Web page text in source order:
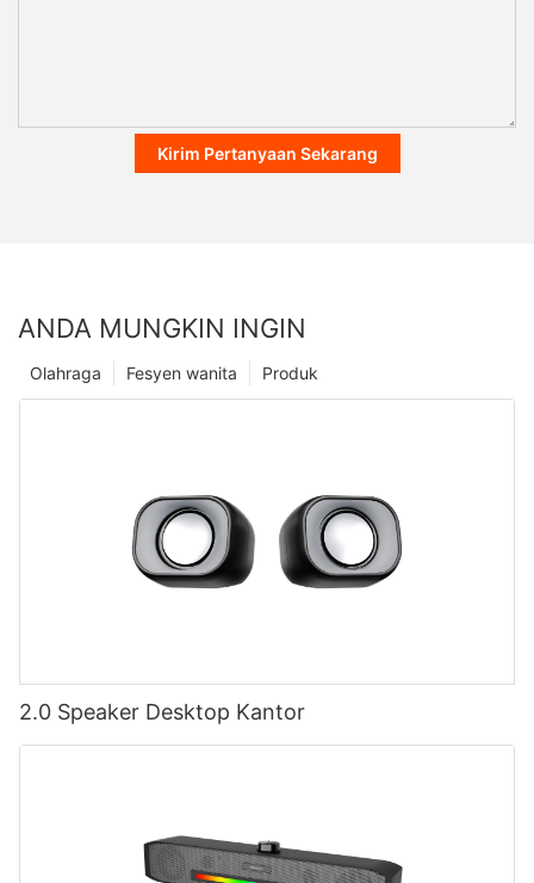
Kirim Pertanyaan Sekarang
ANDA MUNGKIN INGIN
Produk
Fesyen wanita
Olahraga
2.0 Speaker Desktop Kantor